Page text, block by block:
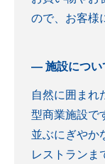
ので、お客様
施設につい
自然に囲まれ
型商業施設で
並ぶにぎやか
レストランま